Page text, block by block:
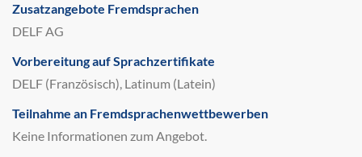
Zusatzangebote Fremdsprachen
DELF AG
Vorbereitung auf Sprachzertifikate
DELF (Französisch), Latinum (Latein)
Teilnahme an Fremdsprachenwettbewerben
Keine Informationen zum Angebot.